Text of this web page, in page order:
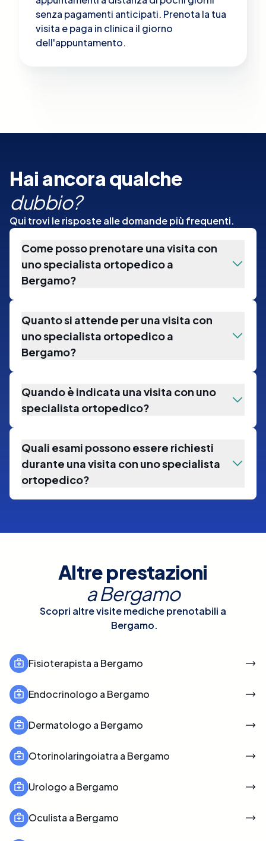
senza pagamenti anticipati. Prenota la tua
visita e paga in clinica il giorno
dell'appuntamento.
Hai ancora qualche
dubbio?
Qui trovi le risposte alle domande più frequenti.
Come posso prenotare una visita con
uno specialista ortopedico a
Bergamo?
Quanto si attende per una visita con
uno specialista ortopedico a
Bergamo?
Quando è indicata una visita con uno
specialista ortopedico?
Quali esami possono essere richiesti
durante una visita con uno specialista
ortopedico?
Altre prestazioni
aBergamo
Scopri altre visite mediche prenotabili a
Bergamo.
Fisioterapista a Bergamo
Endocrinologo a Bergamo
Dermatologo a Bergamo
Otorinolaringoiatra a Bergamo
Urologo a Bergamo
Oculista a Bergamo